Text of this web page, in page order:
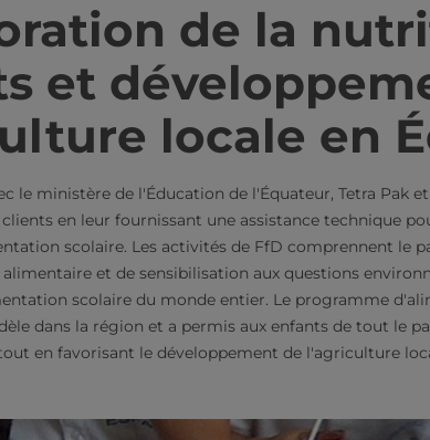
de la
et
locale en
le ministère de l'Éducation de l'Équateur, Tetra Pak
en leur fournissant une assistance technique
scolaire. Les activités de FfD comprennent le
et de sensibilisation aux questions
scolaire du monde entier. Le programme
dans la région et a permis aux enfants de tout le
en favorisant le développement de l'agriculture